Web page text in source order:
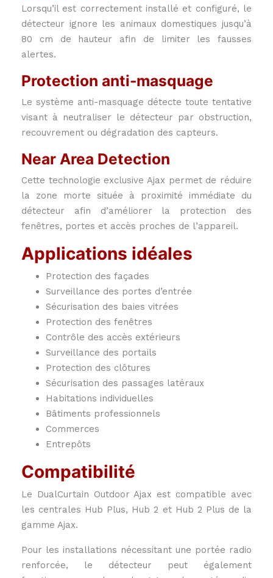
Lorsqu’il est correctement installé et configuré, le
détecteur ignore les animaux domestiques jusqu’à
80 cm de hauteur afin de limiter les fausses
alertes.
Protection anti-masquage
Le système anti-masquage détecte toute tentative
visant à neutraliser le détecteur par obstruction,
recouvrement ou dégradation des capteurs.
Near Area Detection
Cette technologie exclusive Ajax permet de réduire
la zone morte située à proximité immédiate du
détecteur afin d’améliorer la protection des
fenêtres, portes et accès proches de l’appareil.
Applications idéales
Protection des façades
Surveillance des portes d’entrée
Sécurisation des baies vitrées
Protection des fenêtres
Contrôle des accès extérieurs
Surveillance des portails
Protection des clôtures
Sécurisation des passages latéraux
Habitations individuelles
Bâtiments professionnels
Commerces
Entrepôts
Compatibilité
Le DualCurtain Outdoor Ajax est compatible avec
les centrales Hub Plus, Hub 2 et Hub 2 Plus de la
gamme Ajax.
Pour les installations nécessitant une portée radio
renforcée, le détecteur peut également